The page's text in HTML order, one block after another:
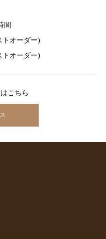
間
トオーダー)
トオーダー)
こちら